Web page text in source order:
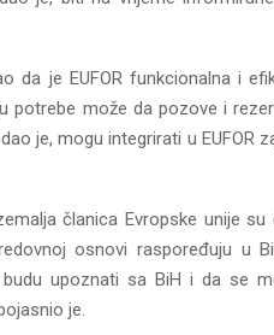
da je EUFOR funkcionalna i
potrebe može da pozove i
je, mogu integrirati u EUFOR
članica Evropske unije
osnovi raspoređuju u
upoznati sa BiH i da se
je.